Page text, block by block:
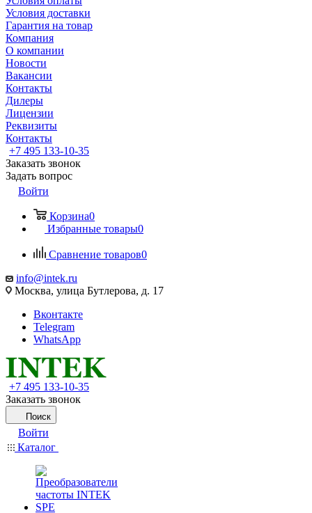
Условия доставки
Гарантия на товар
Компания
О компании
Новости
Вакансии
Контакты
Дилеры
Лицензии
Реквизиты
Контакты
+7 495 133-10-35
Заказать звонок
Задать вопрос
Войти
Корзина0
Избранные товары0
Сравнение товаров0
info@intek.ru
Москва, улица Бутлерова, д. 17
Вконтакте
Telegram
WhatsApp
+7 495 133-10-35
Заказать звонок
Поиск
Войти
Каталог